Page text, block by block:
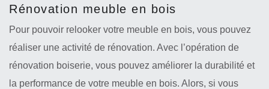
Rénovation meuble en bois
Pour pouvoir relooker votre meuble en bois, vous pouvez
réaliser une activité de rénovation. Avec l’opération de
rénovation boiserie, vous pouvez améliorer la durabilité et
la performance de votre meuble en bois. Alors, si vous